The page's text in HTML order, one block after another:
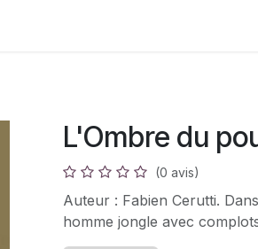
L'Ombre du
(0 avis)
Auteur : Fabien Cerutti.
homme jongle avec